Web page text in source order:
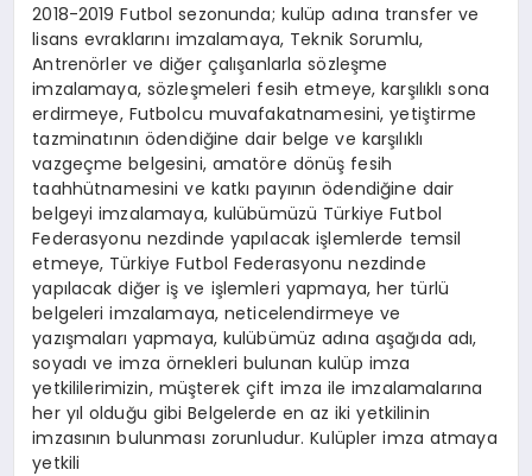
2018-2019 Futbol sezonunda; kulüp adına transfer ve
lisans evraklarını imzalamaya, Teknik Sorumlu,
Antrenörler ve diğer çalışanlarla sözleşme
imzalamaya, sözleşmeleri fesih etmeye, karşılıklı sona
erdirmeye, Futbolcu muvafakatnamesini, yetiştirme
tazminatının ödendiğine dair belge ve karşılıklı
vazgeçme belgesini, amatöre dönüş fesih
taahhütnamesini ve katkı payının ödendiğine dair
belgeyi imzalamaya, kulübümüzü Türkiye Futbol
Federasyonu nezdinde yapılacak işlemlerde temsil
etmeye, Türkiye Futbol Federasyonu nezdinde
yapılacak diğer iş ve işlemleri yapmaya, her türlü
belgeleri imzalamaya, neticelendirmeye ve
yazışmaları yapmaya, kulübümüz adına aşağıda adı,
soyadı ve imza örnekleri bulunan kulüp imza
yetkililerimizin, müşterek çift imza ile imzalamalarına
her yıl olduğu gibi Belgelerde en az iki yetkilinin
imzasının bulunması zorunludur. Kulüpler imza atmaya
yetkili